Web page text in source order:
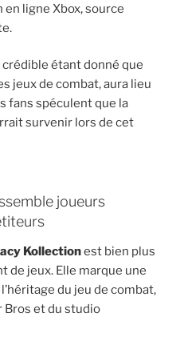
en ligne Xbox, source
étant donné que
jeux de combat, aura lieu
fans spéculent que la
survenir lors de cet
joueurs
Kollectionest bien plus
de jeux. Elle marque une
du jeu de combat,
Bros et du studio